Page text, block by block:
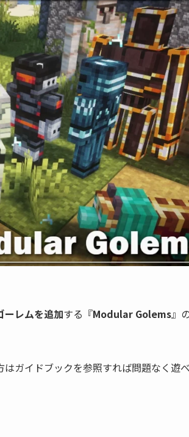
ーレムを追加する『Modular Golems』
ガイドブックを参照すれば問題なく遊